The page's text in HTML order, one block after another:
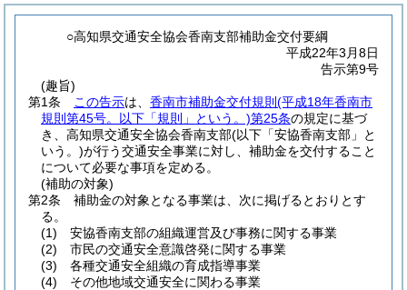
○高知県交通安全協会香南支部補助金交付要綱
平成22年3月8日
告示第9号
(趣旨)
第1条
この告示は、 香南市補助金交付規則 (平成18年香南市
規則第45号。以下「規則」という。)第25条の規定に基づ
き、高知県交通安全協会香南支部(以下「安協香南支部」と
いう。)が行う交通安全事業に対し、補助金を交付すること
について必要な事項を定める。
(補助の対象)
第2条
補助金の対象となる事業は、次に掲げるとおりとす
る。
(1)
安協香南支部の組織運営及び事務に関する事業
(2)
市民の交通安全意識啓発に関する事業
(3)
各種交通安全組織の育成指導事業
(4)
その他地域交通安全に関わる事業